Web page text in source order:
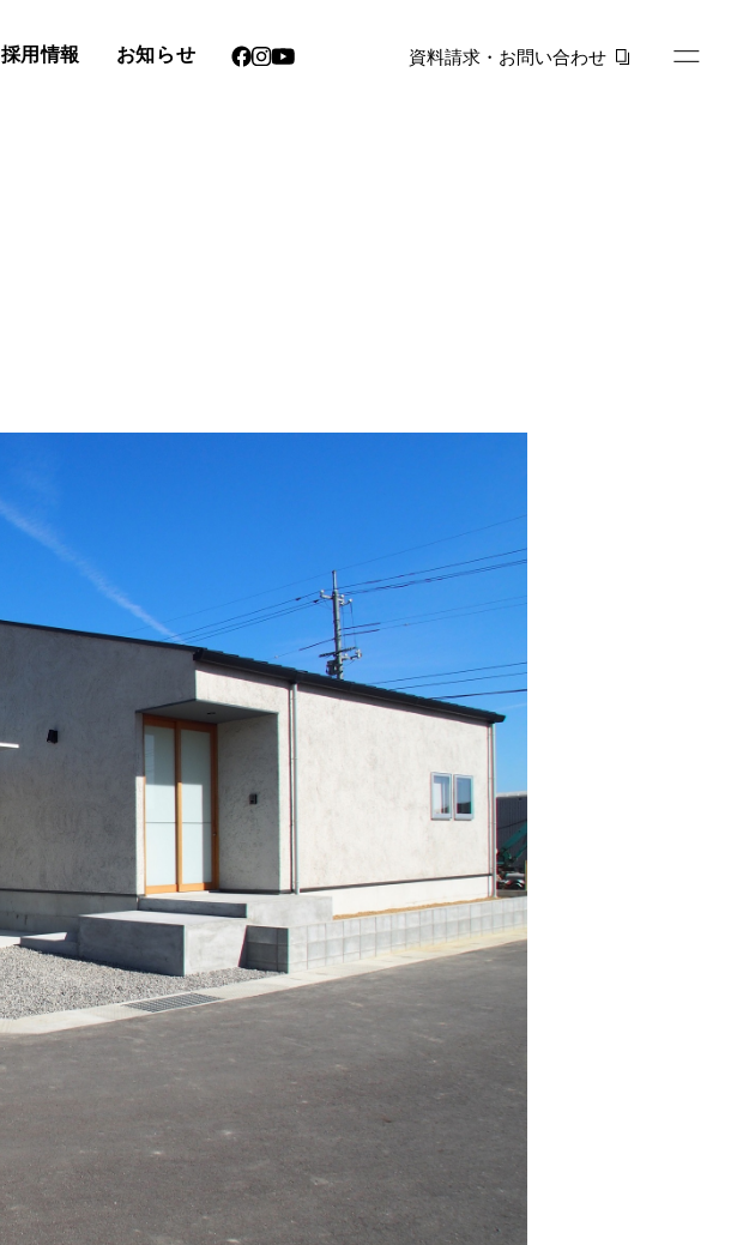
採用情報 お知らせ 資料請求・お問い合わせ